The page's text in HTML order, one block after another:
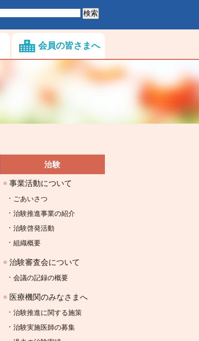
会員の皆さまへ
治験
事業活動について
ごあいさつ
治験推進事業の紹介
治験啓発活動
組織概要
治験審査会について
会議の記録の概要
医療機関のみなさまへ
治験推進に関する施策
治験実施医師の募集